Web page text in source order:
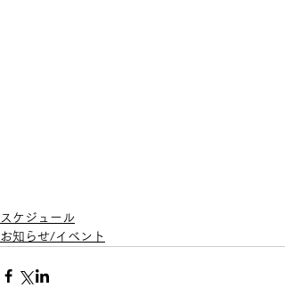
スケジュール
お知らせ/イベント